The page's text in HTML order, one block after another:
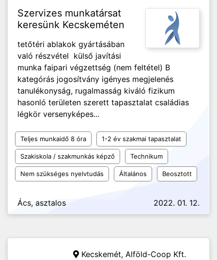
Szervizes munkatársat
keresünk Kecskeméten
tetőtéri ablakok gyártásában
való részvétel külső javítási
munka faipari végzettség (nem feltétel) B
kategórás jogosítvány igényes megjelenés
tanulékonyság, rugalmasság kiváló fizikum
hasonló területen szerett tapasztalat családias
légkör versenyképes...
Teljes munkaidő 8 óra 1-2 év szakmai tapasztalat
Szakiskola / szakmunkás képző Technikum
Nem szükséges nyelvtudás Általános Beosztott
Ács, asztalos 2022. 01. 12.
Kecskemét, Alföld-Coop Kft.